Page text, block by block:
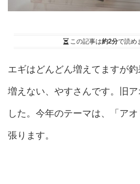
この記事は約2分で読め
エギはどんどん増えてますが
増えない、やすさんです。旧
した。今年のテーマは、「ア
張ります。